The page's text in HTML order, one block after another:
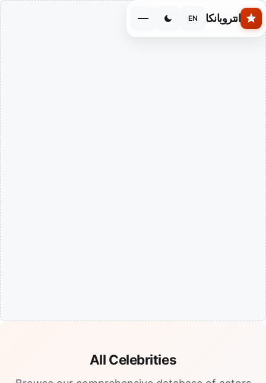
Skip to main content
انتروبانكا EN
All Celebrities